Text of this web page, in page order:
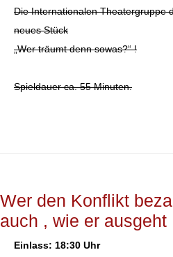
Die Internationalen Theatergruppe
neues Stück
„Wer träumt denn sowas?“ !
Spieldauer ca. 55 Minuten.
Wer den Konflikt
auch , wie er ausgeht
Einlass: 18:30 Uhr